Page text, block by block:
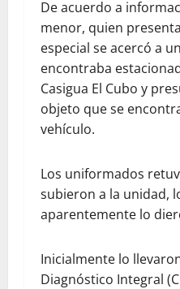
De acuerdo a
menor, quien
especial se acercó a
encontraba
Casigua El Cubo y
objeto que se
vehículo.
Los uniformados
subieron a la unidad,
aparentemente lo
Inicialmente lo
Diagnóstico Integral